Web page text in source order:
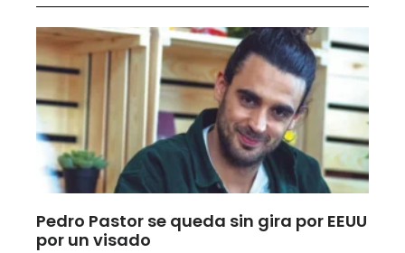
Pedro Pastor se queda sin gira por EEUU
por un visado